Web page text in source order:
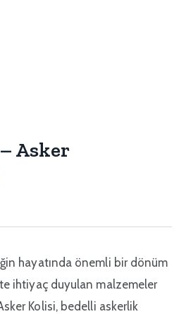
Asker
hayatında önemli bir dönüm
ihtiyaç duyulan malzemeler
Kolisi, bedelli askerlik